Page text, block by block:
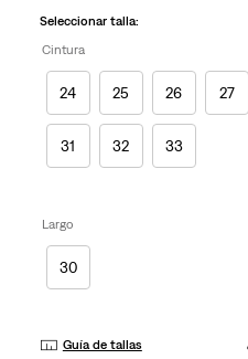
página.
Seleccionar talla:
Cintura
24 25 26 27
31 32 33
Largo
30
Guía de tallas